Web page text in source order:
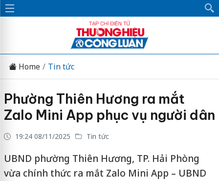
Home Tin tức
Phường Thiên Hương ra mắt
Zalo Mini App phục vụ người dân
19:24 08/11/2025 Tin tức
UBND phường Thiên Hương, TP. Hải Phòng
vừa chính thức ra mắt Zalo Mini App – UBND